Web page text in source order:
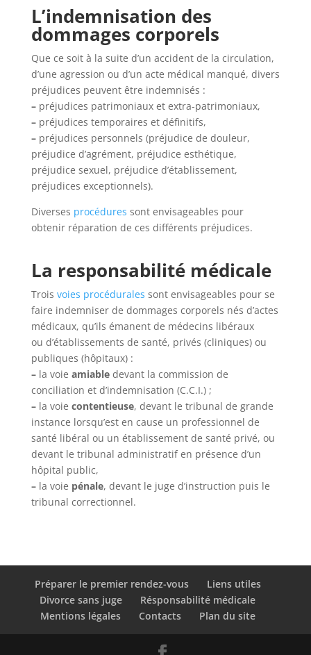
L’indemnisation des
dommages corporels
Que ce soit à la suite d’un accident de la circulation,
d’une agression ou d’un acte médical manqué, divers
préjudices peuvent être indemnisés :
–préjudices patrimoniaux et extra-patrimoniaux,
–préjudices temporaires et définitifs,
–préjudices personnels (préjudice de douleur,
préjudice d’agrément, préjudice esthétique,
préjudice sexuel, préjudice d’établissement,
préjudices exceptionnels).
Diverses procédures sont envisageables pour
obtenir réparation de ces différents préjudices.
La responsabilité médicale
Trois voies procédurales sont envisageables pour se
faire indemniser de dommages corporels nés d’actes
médicaux, qu’ils émanent de médecins libéraux
ou d’établissements de santé, privés (cliniques) ou
publiques (hôpitaux) :
–la voie amiabledevant la commission de
conciliation et d’indemnisation (C.C.I.) ;
–la voie contentieuse, devant le tribunal de grande
instance lorsqu’est en cause un professionnel de
santé libéral ou un établissement de santé privé, ou
devant le tribunal administratif en présence d’un
hôpital public,
–la voie pénale, devant le juge d’instruction puis le
tribunal correctionnel.
Préparer le premier rendez-vous
Liens utiles
Divorce sans juge
Résponsabilité médicale
Mentions légales
Contacts Plan du site